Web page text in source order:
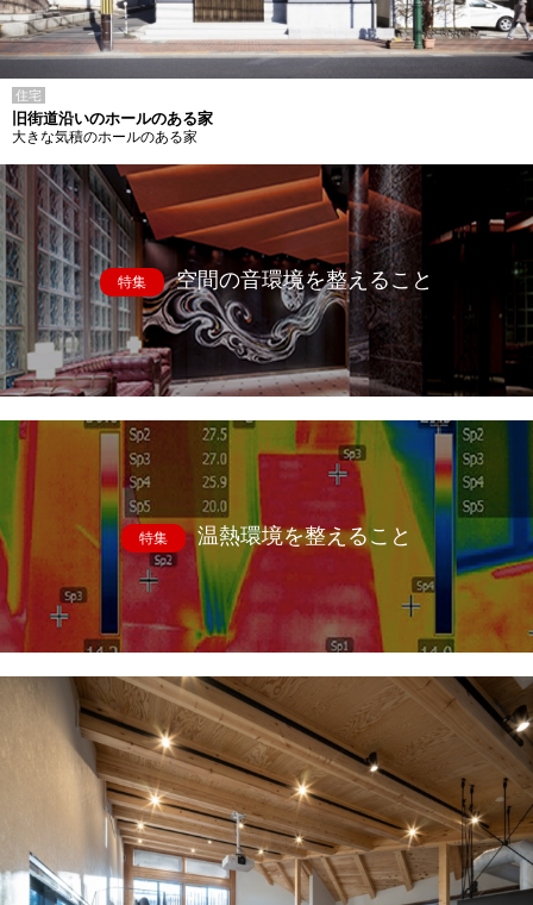
住宅
旧街道沿いのホールのある家
大きな気積のホールのある家
特集 空間の音環境を整えること
特集 温熱環境を整えること